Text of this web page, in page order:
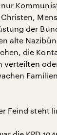
der
alte
die
verteilten
Feind steht